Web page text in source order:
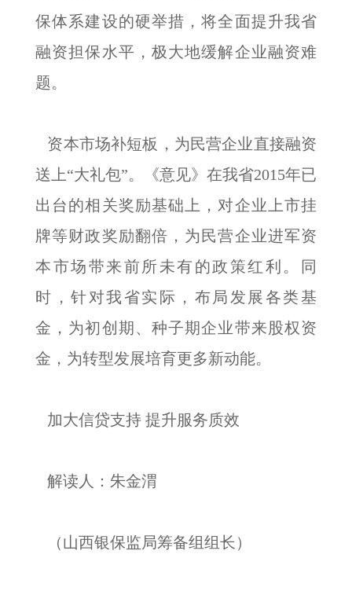
保体系建设的硬举措，将全面提升我省
融资担保水平，极大地缓解企业融资难
题。
资本市场补短板，为民营企业直接融资
送上“大礼包”。《意见》在我省2015年已
出台的相关奖励基础上，对企业上市挂
牌等财政奖励翻倍，为民营企业进军资
本市场带来前所未有的政策红利。同
时，针对我省实际，布局发展各类基
金，为初创期、种子期企业带来股权资
金，为转型发展培育更多新动能。
加大信贷支持 提升服务质效
解读人：朱金渭
（山西银保监局筹备组组长）